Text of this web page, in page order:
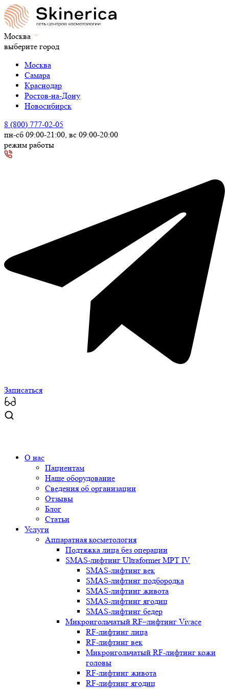
Москва
выберите город
Москва
Самара
Краснодар
Ростов-на-Дону
Новосибирск
8 (800) 777-02-05
пн-сб 09:00-21:00, вс 09:00-20:00
режим работы
Записаться
О нас
Пациентам
Наше оборудование
Сведения об организации
Отзывы
Блог
Статьи
Услуги
Аппаратная косметология
Подтяжка лица без операции
SMAS-лифтинг Ultraformer MPT IV
SMAS-лифтинг век
SMAS-лифтинг подбородка
SMAS-лифтинг живота
SMAS-лифтинг ягодиц
SMAS-лифтинг бедер
Микроигольчатый RF–лифтинг Vivace
RF-лифтинг лица
RF-лифтинг век
Микроигольчатый RF-лифтинг кожи
головы
RF-лифтинг живота
RF-лифтинг ягодиц